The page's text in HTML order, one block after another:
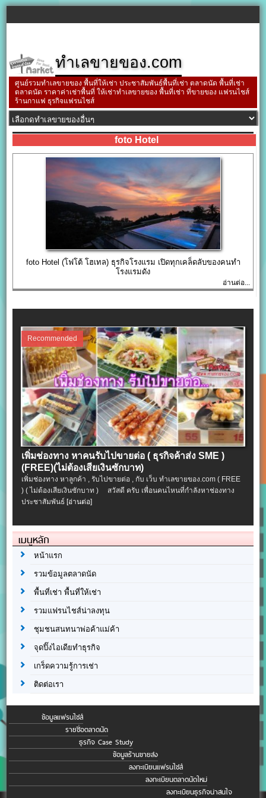
ทำเลขายของ.com
ศูนย์รวมทำเลขายของ พื้นที่ให้เช่า ประชาสัมพันธ์พื้นที่เช่า ตลาดนัด พื้นที่เช่า
ตลาดนัด ราคาค่าเช่าพื้นที่ ให้เช่าทำเลขายของ พื้นที่เช่า ที่ขายของ แฟรนไชส์
ร้านกาแฟ ธุรกิจแฟรนไชส์
foto Hotel
foto Hotel (โฟโต้ โฮเทล) ธุรกิจโรงแรม เปิดทุกเคล็ดลับของคนทำ
โรงแรมดัง
อ่านต่อ...
Recommended
เพิ่มช่องทาง หาคนรับไปขายต่อ ( ธุรกิจค้าส่ง SME )
(FREE)(ไม่ต้องเสียเงินซักบาท)
เพิ่มช่องทาง หาลูกค้า , รับไปขายต่อ , กับ เว็บ ทำเลขายของ.com ( FREE
) ( ไม่ต้องเสียเงินซักบาท ) สวัสดี ครับ เพื่อนคนไหนที่กำลังหาช่องทาง
ประชาสัมพันธ์[อ่านต่อ]
เมนูหลัก
หน้าแรก
รวมข้อมูลตลาดนัด
พื้นที่เช่า พื้นที่ให้เช่า
รวมแฟรนไชส์น่าลงทุน
ชุมชนสนทนาพ่อค้าแม่ค้า
จุดปิ๊งไอเดียทำธุรกิจ
เกร็ดความรู้การเช่า
ติดต่อเรา
ข้อมูลแฟรนไชส์
รายชื่อตลาดนัด
ธุรกิจ Case Study
ข้อมูลร้านขายส่ง
ลงทะเบียนแฟรนไชส์
ลงทะเบียนตลาดนัดใหม่
ลงทะเบียนธุรกิจน่าสนใจ